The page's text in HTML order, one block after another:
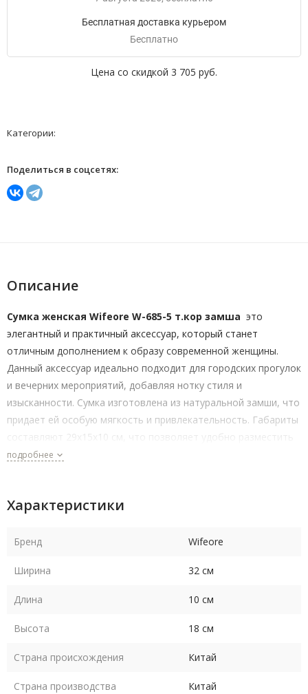
Бесплатная доставка курьером
Бесплатно
Цена со скидкой 3 705 руб.
Категории:
Поделиться в соцсетях:
Описание
Сумка женская Wifeore W-685-5 т.кор замша это
элегантный и практичный аксессуар, который станет
отличным дополнением к образу современной женщины.
Данный аксессуар идеально подходит для городских прогулок
и вечерних мероприятий, добавляя нотку стиля и
изысканности. Сумка изготовлена из натуральной замши, что
придает ей особую мягкость и привлекательность. Габариты
составляют 29x15x10 см, что позволяет удобно разместить
все необходимые вещи. Сумка закрывается на молнию, что
возможности носить аксессуар так, как удобно вам.
Практичность и стиль — это основные качества, которые
Она станет отличным выбором для любой женщины,
подробнее
Характеристики
Бренд Wifeore
Ширина 32 см
Длина 10 см
Высота 18 см
Страна происхождения Китай
Страна производства Китай